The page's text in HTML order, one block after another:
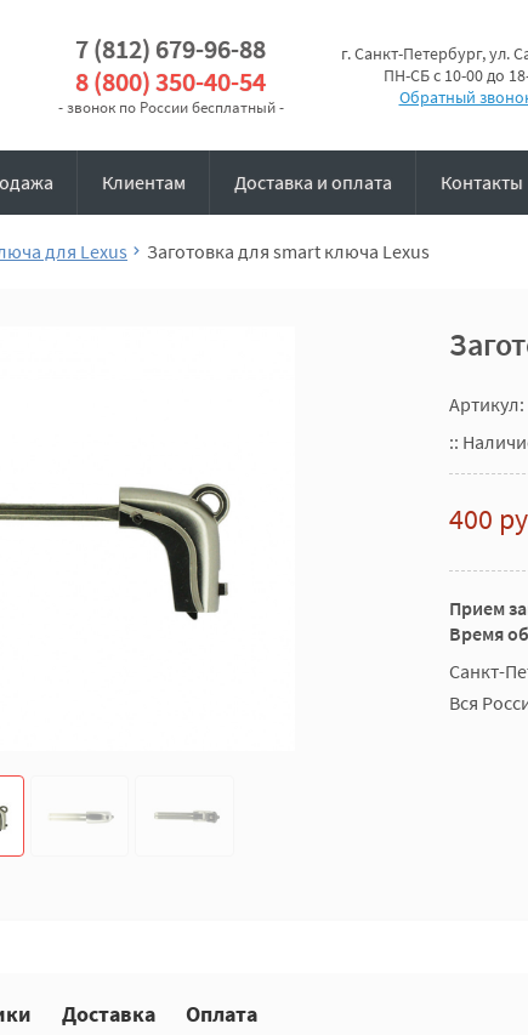
7 (812) 679-96-88
8 (800) 350-40-54
- звонок по России бесплатный -
г. Санкт-Петербург, ул.
ПН-СБ с 10-00 до
Обратный
Клиентам Доставка и оплата Контакты
для Lexus Заготовка для smart ключа Lexus
Артикул:
::
400
Прием
Время
Санкт-
Вся
Доставка Оплата